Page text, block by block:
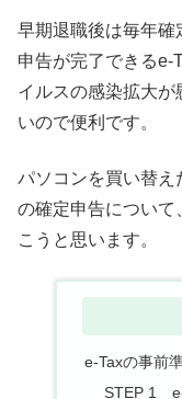
早期退職後は毎年確
申告が完了できるe-
イルスの感染拡大
いので便利です。
パソコンを買い替え
の確定申告について
こうと思います。
e-Taxの事前
STEP 1